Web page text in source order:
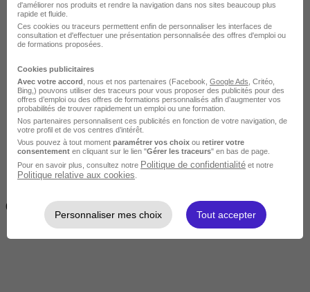
Intermédiaire
( 70h à 560h)
d'améliorer nos produits et rendre la navigation dans nos sites beaucoup plus
rapide et fluide.
Ces cookies ou traceurs permettent enfin de personnaliser les interfaces de
consultation et d'effectuer une présentation personnalisée des offres d'emploi ou
de formations proposées.
Cookies publicitaires
Avec votre accord , nous et nos partenaires (Facebook, Google Ads , Critéo,
Bing,) pouvons utiliser des traceurs pour vous proposer des publicités pour des
offres d’emploi ou des offres de formations personnalisés afin d’augmenter vos
probabilités de trouver rapidement un emploi ou une formation.
Nos partenaires personnalisent ces publicités en fonction de votre navigation, de
votre profil et de vos centres d’intérêt.
Vous pouvez à tout moment paramétrer vos choix ou retirer votre
consentement en cliquant sur le lien "Gérer les traceurs" en bas de page.
Pour en savoir plus, consultez notre Politique de confidentialité et notre
Politique relative aux cookies
Personnaliser mes choix Tout accepter